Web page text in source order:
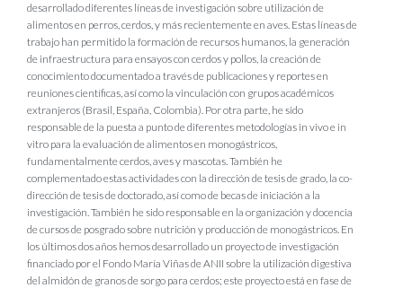
desarrollado diferentes líneas de investigación sobre utilización de
alimentos en perros, cerdos, y más recientemente en aves. Estas líneas de
trabajo han permitido la formación de recursos humanos, la generación
de infraestructura para ensayos con cerdos y pollos, la creación de
conocimiento documentado a través de publicaciones y reportes en
reuniones científicas, así como la vinculación con grupos académicos
extranjeros (Brasil, España, Colombia). Por otra parte, he sido
responsable de la puesta a punto de diferentes metodologías in vivo e in
vitro para la evaluación de alimentos en monogástricos,
fundamentalmente cerdos, aves y mascotas. También he
complementado estas actividades con la dirección de tesis de grado, la co-
dirección de tesis de doctorado, así como de becas de iniciación a la
investigación. También he sido responsable en la organización y docencia
de cursos de posgrado sobre nutrición y producción de monogástricos. En
los últimos dos años hemos desarrollado un proyecto de investigación
financiado por el Fondo María Viñas de ANII sobre la utilización digestiva
del almidón de granos de sorgo para cerdos; este proyecto está en fase de